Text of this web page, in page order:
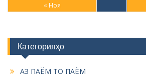
« Ноя
Категорияҳо
АЗ ПАЁМ ТО ПАЁМ